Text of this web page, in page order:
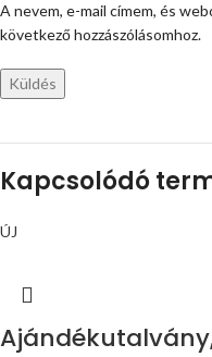
A nevem, e-mail címem, és
következő hozzászólásomhoz.
Kapcsolódó
ÚJ